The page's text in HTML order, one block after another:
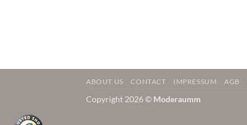
ABOUT US CONTACT IMPRESSUM AGB
Copyright 2026 © Moderaumm
Weitere Informationen über den gesperrten Inhalt.